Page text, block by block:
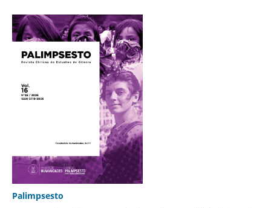
Palimpsesto